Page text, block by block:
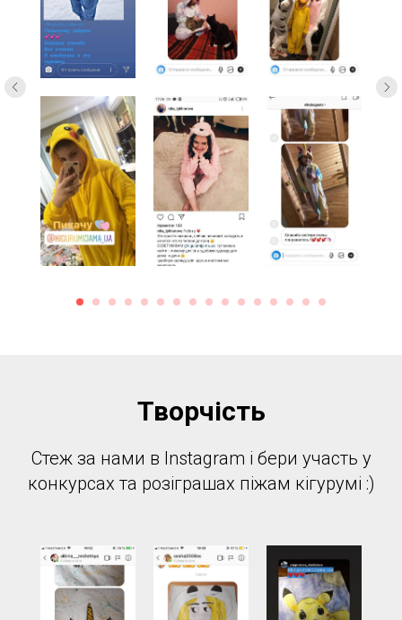
Творчість
Стеж за нами в Instagram і бери участь у
конкурсах та розіграшах піжам кігурумі :)